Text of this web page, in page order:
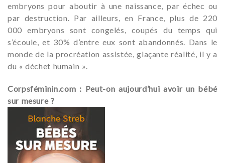
embryons pour aboutir à une naissance, par échec ou
par destruction. Par ailleurs, en France, plus de 220
000 embryons sont congelés, coupés du temps qui
s’écoule, et 30% d’entre eux sont abandonnés. Dans le
monde de la procréation assistée, glaçante réalité, il y a
du « déchet humain ».
Corpsféminin.com : Peut-on aujourd’hui avoir un bébé
sur mesure ?